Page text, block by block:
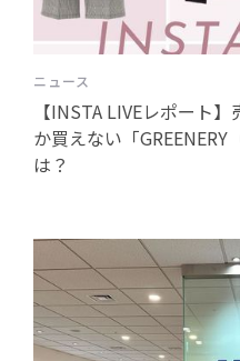
ニュース
【INSTA LIVEレポート
か買えない「
は？